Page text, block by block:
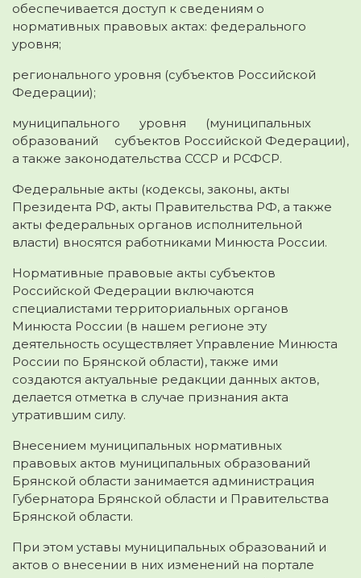
обеспечивается доступ к сведениям о
нормативных правовых актах: федерального
уровня;
регионального уровня (субъектов Российской
Федерации);
муниципального уровня (муниципальных
образований субъектов Российской Федерации),
а также законодательства СССР и РСФСР.
Федеральные акты (кодексы, законы, акты
Президента РФ, акты Правительства РФ, а также
акты федеральных органов исполнительной
власти) вносятся работниками Минюста России.
Нормативные правовые акты субъектов
Российской Федерации включаются
специалистами территориальных органов
Минюста России (в нашем регионе эту
деятельность осуществляет Управление Минюста
России по Брянской области), также ими
создаются актуальные редакции данных актов,
делается отметка в случае признания акта
утратившим силу.
Внесением муниципальных нормативных
правовых актов муниципальных образований
Брянской области занимается администрация
Губернатора Брянской области и Правительства
Брянской области.
При этом уставы муниципальных образований и
актов о внесении в них изменений на портале